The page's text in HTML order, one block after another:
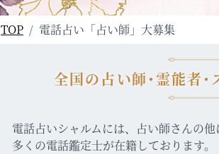
TOP 電話占い「占い師」大募集
全国の占い師･霊能者･
電話占いシャルムには、占い師さんの
多くの電話鑑定士が在籍しております。